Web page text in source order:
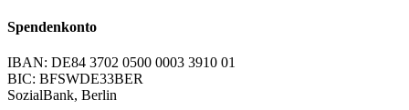
Spendenkonto
IBAN: DE84 3702 0500 0003 3910 01
BIC: BFSWDE33BER
SozialBank, Berlin